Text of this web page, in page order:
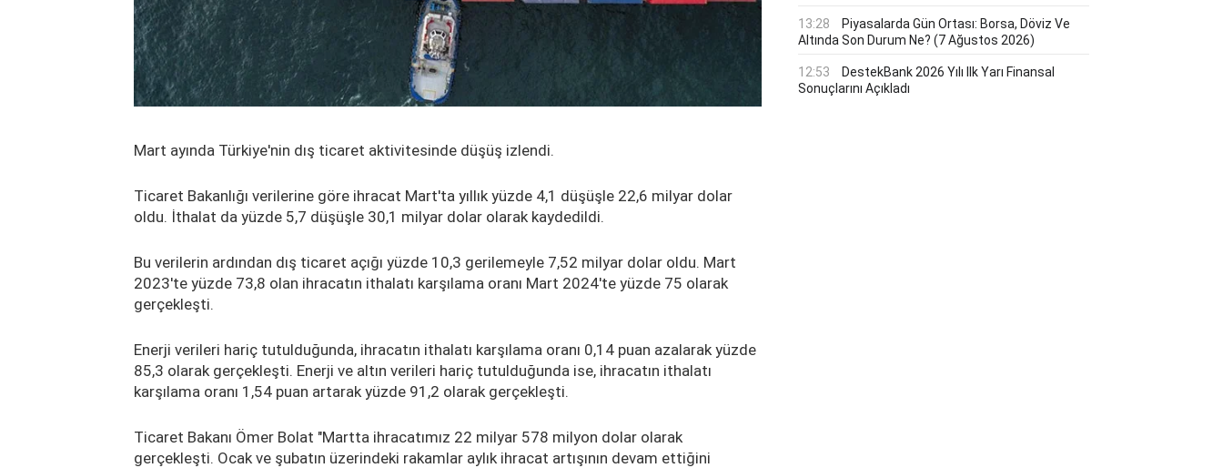
Mart ayında Türkiye'nin dış ticaret aktivitesinde düşüş izlendi.
Ticaret Bakanlığı verilerine göre ihracat Mart'ta yıllık yüzde 4,1 düşüşle 22,6 milyar dolar
oldu. İthalat da yüzde 5,7 düşüşle 30,1 milyar dolar olarak kaydedildi.
Bu verilerin ardından dış ticaret açığı yüzde 10,3 gerilemeyle 7,52 milyar dolar oldu. Mart
2023'te yüzde 73,8 olan ihracatın ithalatı karşılama oranı Mart 2024'te yüzde 75 olarak
gerçekleşti.
Enerji verileri hariç tutulduğunda, ihracatın ithalatı karşılama oranı 0,14 puan azalarak yüzde
85,3 olarak gerçekleşti. Enerji ve altın verileri hariç tutulduğunda ise, ihracatın ithalatı
karşılama oranı 1,54 puan artarak yüzde 91,2 olarak gerçekleşti.
Ticaret Bakanı Ömer Bolat "Martta ihracatımız 22 milyar 578 milyon dolar olarak
gerçekleşti. Ocak ve şubatın üzerindeki rakamlar aylık ihracat artışının devam ettiğini
13:28
Piyasalarda Gün Ortası: Borsa, Döviz Ve
Altında Son Durum Ne? (7 Ağustos 2026)
12:53
DestekBank 2026 Yılı Ilk Yarı Finansal
Sonuçlarını Açıkladı